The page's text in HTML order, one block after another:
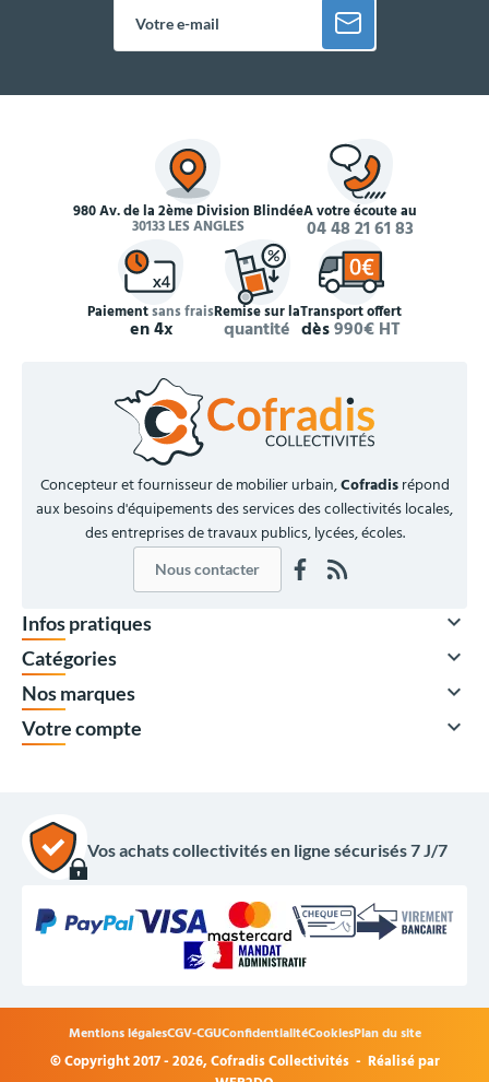
1 204,00 €HT
Choisissez votre agrès de sport :
980 Av. de la 2ème Division Blindée
30133 LES ANGLES
À votre écoute au
04 48 21 61 83
Paiementsans frais
en 4x
Remise sur la
quantité
Transport offert
dès990€ HT
Concepteur et fournisseur de mobilier urbain,Cofradisrépond
aux besoins d'équipements des services des collectivités locales,
des entreprises de travaux publics, lycées, écoles.
Nous contacter
Infos pratiques 
Catégories 
Nos marques 
Votre compte 
Vos achats collectivités en ligne sécurisés 7 J/7
© Copyright 2017 - 2026,Cofradis Collectivités - Réalisé par
Mentions légalesCGV-CGUConfidentialitéCookiesPlan du site